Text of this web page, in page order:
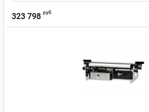
323 798 руб